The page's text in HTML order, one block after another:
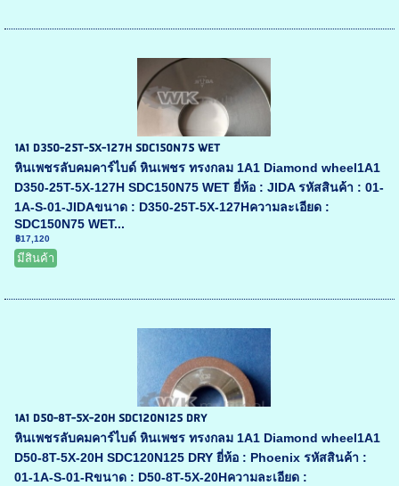
1A1 D350-25T-5X-127H SDC150N75 WET
หินเพชรลับคมคาร์ไบด์ หินเพชร ทรงกลม 1A1 Diamond wheel1A1
D350-25T-5X-127H SDC150N75 WET ยี่ห้อ : JIDA รหัสสินค้า : 01-
1A-S-01-JIDAขนาด : D350-25T-5X-127Hความละเอียด :
SDC150N75 WET...
฿17,120
มีสินค้า
1A1 D50-8T-5X-20H SDC120N125 DRY
หินเพชรลับคมคาร์ไบด์ หินเพชร ทรงกลม 1A1 Diamond wheel1A1
D50-8T-5X-20H SDC120N125 DRY ยี่ห้อ : Phoenix รหัสสินค้า :
01-1A-S-01-Rขนาด : D50-8T-5X-20Hความละเอียด :